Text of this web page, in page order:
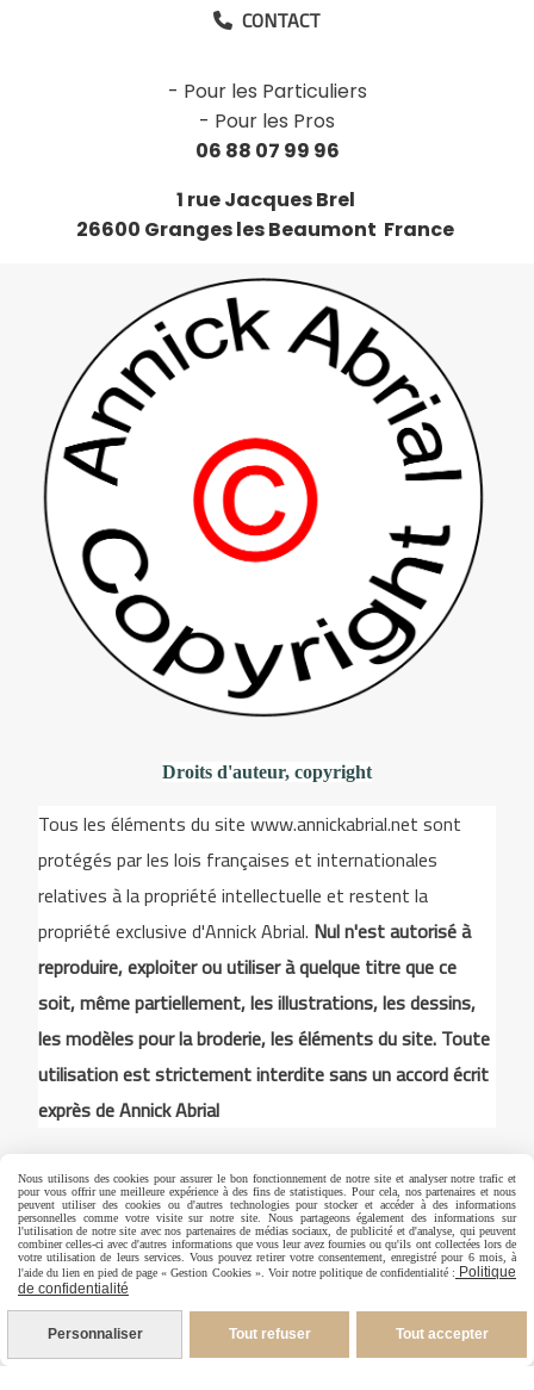
 CONTACT
- Pour les Particuliers
- Pour les Pros
06 88 07 99 96
1 rue Jacques Brel
26600 Granges les Beaumont France
Droits d'auteur, copyright
Tous les éléments du site www.annickabrial.net sont
protégés par les lois françaises et internationales
relatives à la propriété intellectuelle et restent la
propriété exclusive d'Annick Abrial. Nul n'est autorisé à
reproduire, exploiter ou utiliser à quelque titre que ce
soit, même partiellement, les illustrations, les dessins,
les modèles pour la broderie, les éléments du site. Toute
utilisation est strictement interdite sans un accord écrit
exprès de Annick Abrial
Facebook est désactivé. Autoriser
Mentions Légales
Conditions générales de vente
Politique de confidentialité
Gestion cookies
Mon Compte
Nous utilisons des cookies pour assurer le bon fonctionnement de notre site et analyser notre trafic et
pour vous offrir une meilleure expérience à des fins de statistiques. Pour cela, nos partenaires et nous
peuvent utiliser des cookies ou d'autres technologies pour stocker et accéder à des informations
personnelles comme votre visite sur notre site. Nous partageons également des informations sur
l'utilisation de notre site avec nos partenaires de médias sociaux, de publicité et d'analyse, qui peuvent
combiner celles-ci avec d'autres informations que vous leur avez fournies ou qu'ils ont collectées lors de
votre utilisation de leurs services. Vous pouvez retirer votre consentement, enregistré pour 6 mois, à
l'aide du lien en pied de page « Gestion Cookies ». Voir notre politique de confidentialité : Politique
de confidentialité
Personnaliser Tout refuser Tout accepter